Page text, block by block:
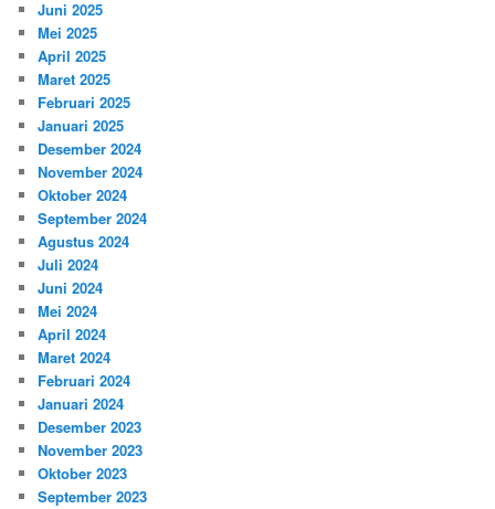
Juni 2025
Mei 2025
April 2025
Maret 2025
Februari 2025
Januari 2025
Desember 2024
November 2024
Oktober 2024
September 2024
Agustus 2024
Juli 2024
Juni 2024
Mei 2024
April 2024
Maret 2024
Februari 2024
Januari 2024
Desember 2023
November 2023
Oktober 2023
September 2023